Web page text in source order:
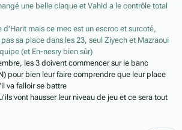
une belle claque et Vahid a le contrôle total
d'Harit mais ce mec est un escroc et surcoté,
sa place dans les 23, seul Ziyech et Mazraoui
(et En-nesry bien sûr)
les 3 doivent commencer sur le banc
pour bien leur faire comprendre que leur place
va falloir se battre
vont hausser leur niveau de jeu et ce sera tout